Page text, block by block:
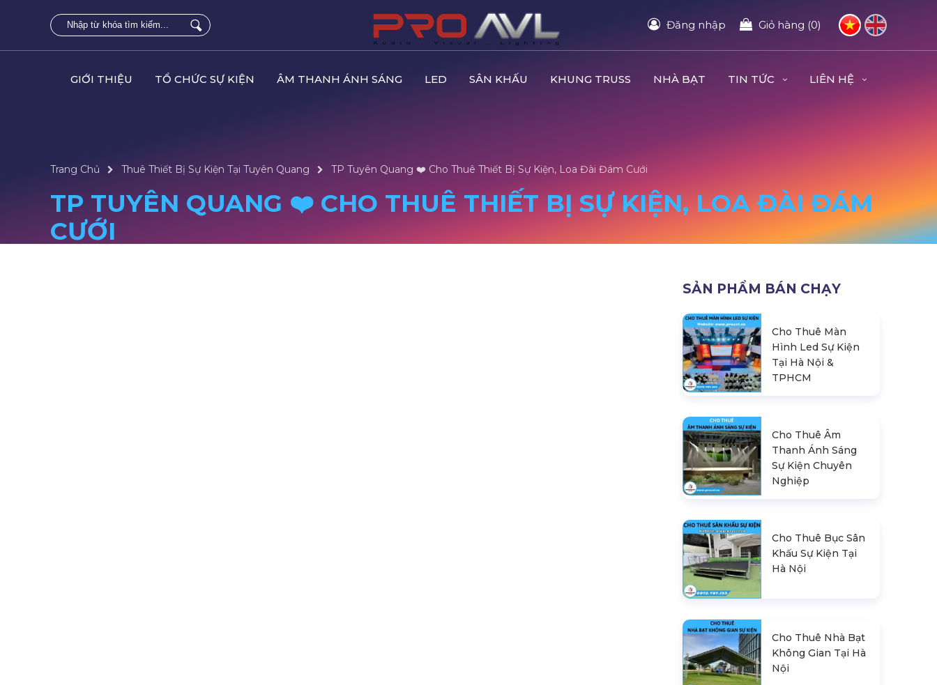
Đăng nhập Giỏ hàng (0)
GIỚI THIỆU TỔ CHỨC SỰ KIỆN ÂM THANH ÁNH SÁNG LED SÂN KHẤU KHUNG TRUSS NHÀ BẠT TIN TỨC LIÊN HỆ
Trang Chủ Thuê Thiết Bị Sự Kiện Tại Tuyên Quang TP Tuyên Quang ❤️️ Cho Thuê Thiết Bị Sự Kiện, Loa Đài Đám Cưới
TP TUYÊN QUANG ❤️️ CHO THUÊ THIẾT BỊ SỰ KIỆN, LOA ĐÀI ĐÁM
CƯỚI
SẢN PHẨM BÁN CHẠY
Cho Thuê Màn
Hình Led Sự Kiện
Tại Hà Nội &
TPHCM
Cho Thuê Âm
Thanh Ánh Sáng
Sự Kiện Chuyên
Nghiệp
Cho Thuê Bục Sân
Khấu Sự Kiện Tại
Hà Nội
Cho Thuê Nhà Bạt
Không Gian Tại Hà
Nội